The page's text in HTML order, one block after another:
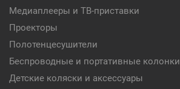
Медиаплееры и ТВ-приставки
Проекторы
Полотенцесушители
Беспроводные и портативные колонки
Детские коляски и аксессуары